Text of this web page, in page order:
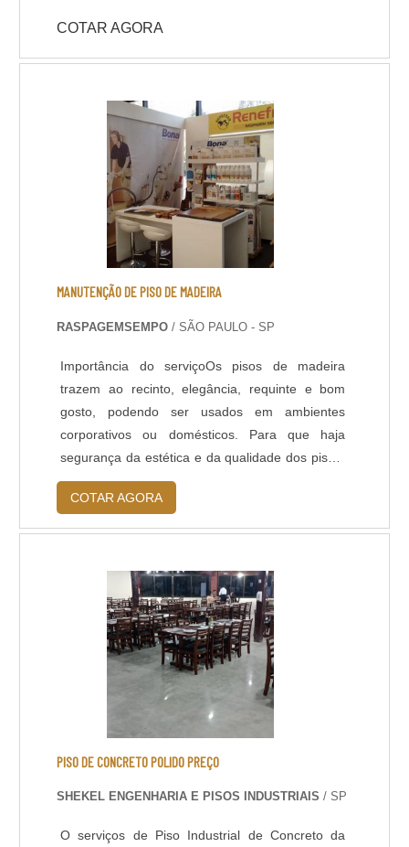
viabilidade e peculiaridades do caso para a
definição assertiva de impermeabilizante a ser
COTAR AGORA
MANUTENÇÃO DE PISO DE MADEIRA
RASPAGEMSEMPO / SÃO PAULO - SP
Importância do serviçoOs pisos de madeira
trazem ao recinto, elegância, requinte e bom
gosto, podendo ser usados em ambientes
corporativos ou domésticos. Para que haja
segurança da estética e da qualidade dos pisos,
é preciso que haja uma manutenção de piso de
madeira. Isso se faz necessário, pois com o
tempo, os pisos começam a apresentar uma
deteriorada, exigindo uma total
restauração.Aconselha-se que....
COTAR AGORA
PISO DE CONCRETO POLIDO PREÇO
SHEKEL ENGENHARIA E PISOS INDUSTRIAIS / SP
O serviços de Piso Industrial de Concreto da